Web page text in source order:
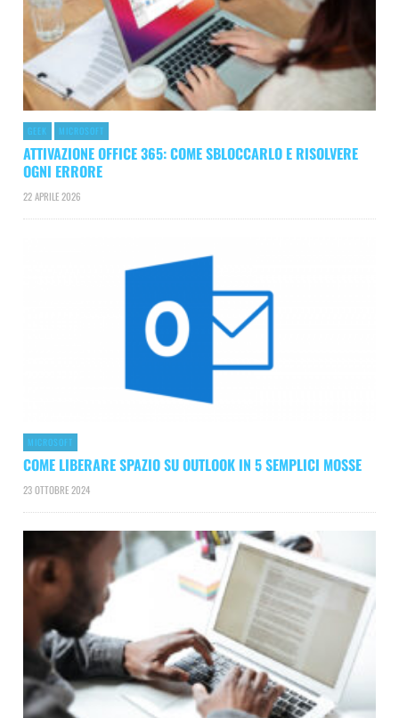
GEEK MICROSOFT
ATTIVAZIONE OFFICE 365: COME SBLOCCARLO E RISOLVERE
OGNI ERRORE
22 APRILE 2026
MICROSOFT
COME LIBERARE SPAZIO SU OUTLOOK IN 5 SEMPLICI MOSSE
23 OTTOBRE 2024